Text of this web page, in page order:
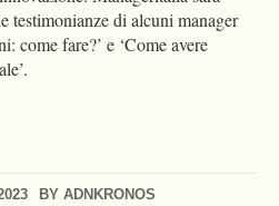
BY ADNKRONOS
testimonianze di alcuni manager
come fare?’ e ‘Come avere